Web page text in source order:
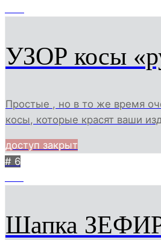
УЗОР косы
Простые , но в то же время
косы, которые красят ваши
доступ закрыт
# 6
Шапка